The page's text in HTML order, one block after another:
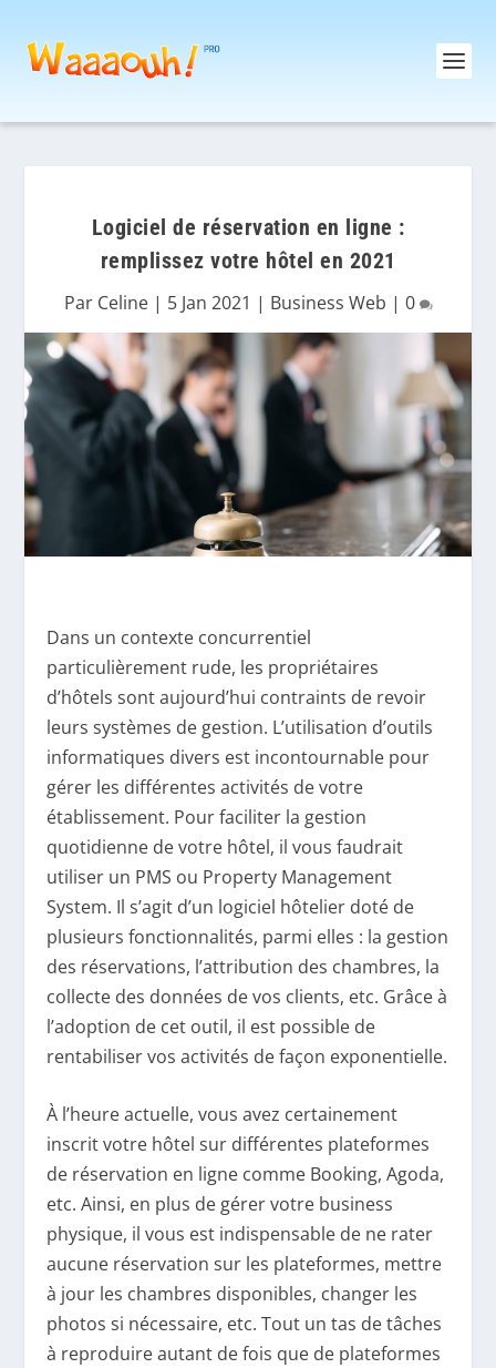
Logiciel de réservation en ligne :
remplissez votre hôtel en 2021
Par Celine| 5 Jan 2021 | Business Web | 0
Dans un contexte concurrentiel
particulièrement rude, les propriétaires
d’hôtels sont aujourd’hui contraints de revoir
leurs systèmes de gestion. L’utilisation d’outils
informatiques divers est incontournable pour
gérer les différentes activités de votre
établissement. Pour faciliter la gestion
quotidienne de votre hôtel, il vous faudrait
utiliser un PMS ou Property Management
System. Il s’agit d’un logiciel hôtelier doté de
plusieurs fonctionnalités, parmi elles : la gestion
des réservations, l’attribution des chambres, la
collecte des données de vos clients, etc. Grâce à
l’adoption de cet outil, il est possible de
rentabiliser vos activités de façon exponentielle.
À l’heure actuelle, vous avez certainement
inscrit votre hôtel sur différentes plateformes
de réservation en ligne comme Booking, Agoda,
etc. Ainsi, en plus de gérer votre business
physique, il vous est indispensable de ne rater
aucune réservation sur les plateformes, mettre
à jour les chambres disponibles, changer les
photos si nécessaire, etc. Tout un tas de tâches
à reproduire autant de fois que de plateformes